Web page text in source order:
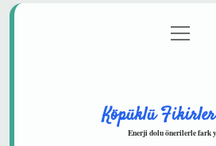
Gizlilik Politikası
menüyü
aç
Köpüklü
Enerji dolu önerilerle fark